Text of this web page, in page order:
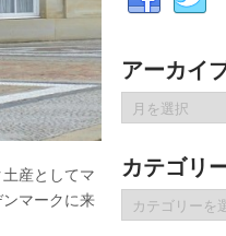
産としてマ
マークに来
アーカイ
ア
ー
イ
ブ
カテゴリ
テ